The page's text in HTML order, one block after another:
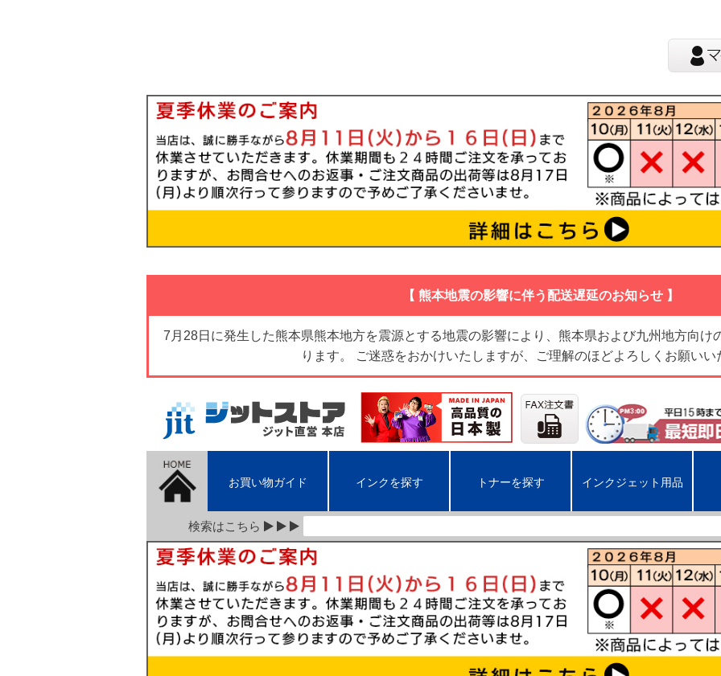
【 熊本地震の影響に伴う配送遅延のお知らせ 】
7月28日に発生した熊本県熊本地方を震源とする地震の影響により、熊本県および九州地方向け
ります。 ご迷惑をおかけいたしますが、ご理解のほどよろしくお願いい
お買い物ガイド インクを探す トナーを探す インクジェット用品
検索はこちら